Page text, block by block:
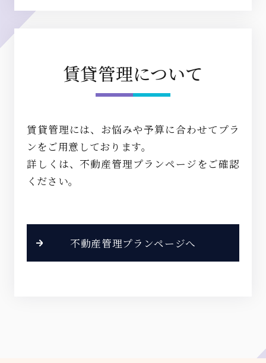
賃貸管理について
賃貸管理には、お悩みや予算に合わせてプラ
ンをご用意しております。
詳しくは、不動産管理プランページをご確認
ください。
不動産管理プランページへ